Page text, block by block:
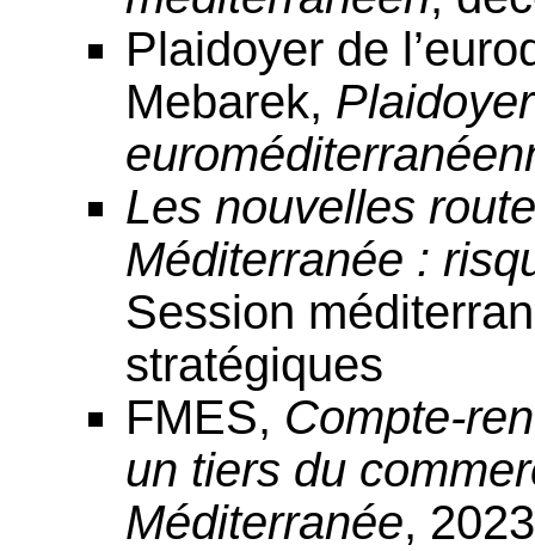
Plaidoyer de
Mebarek,
Les nouvelles
Méditerranée :
Session
stratégiques
FMES, Compte-
un tiers du
Méditerranée, 2023